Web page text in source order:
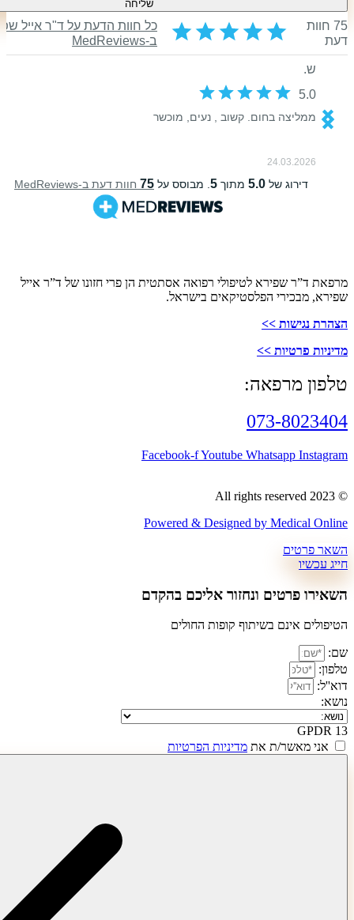
לטיפולי רפואה אסתטית הן פרי חזונו של ד”ר אייל
הפלסטיקאים בישראל.
>>
>>
Facebook-fYoutube
Powered & Designed by
ונחזור אליכם בהקדם​
בשיתוף קופות החולים
ת אתמדיניות הפרטיות